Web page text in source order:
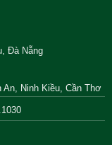
Đà Nẵng
An, Ninh Kiều, Cần Thơ